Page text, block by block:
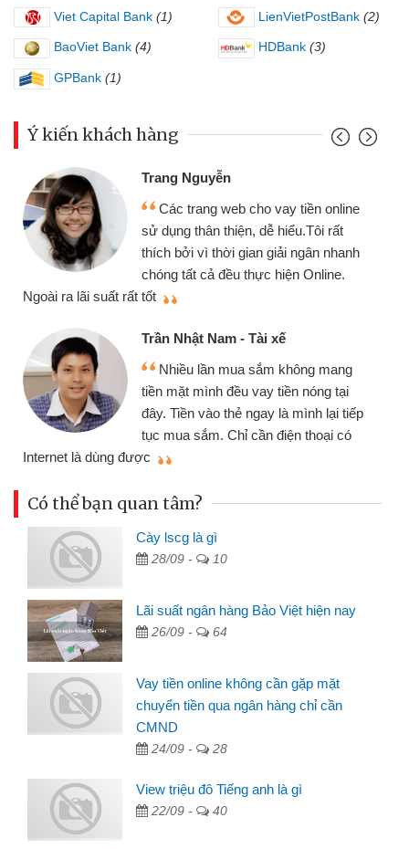
Viet Capital Bank (1) LienVietPostBank (2)
BaoViet Bank (4) HDBank (3)
GPBank (1)
Ý kiến khách hàng
Trang Nguyễn
Các trang web cho vay tiền online
sử dụng thân thiện, dễ hiểu.Tôi rất
thích bởi vì thời gian giải ngân nhanh
chóng tất cả đều thực hiện Online.
Ngoài ra lãi suất rất tốt
Trần Nhật Nam - Tài xế
Nhiều lần mua sắm không mang
tiền mặt mình đều vay tiền nóng tại
đây. Tiền vào thẻ ngay là mình lại tiếp
tục mua sắm. Chỉ cần điện thoại có
Internet là dùng được
Có thể bạn quan tâm?
Cày lscg là gì
28/09 - 10
Lãi suất ngân hàng Bảo Việt hiện nay
26/09 - 64
Vay tiền online không cần gặp mặt
chuyển tiền qua ngân hàng chỉ cần
CMND
24/09 - 28
View triệu đô Tiếng anh là gì
22/09 - 40